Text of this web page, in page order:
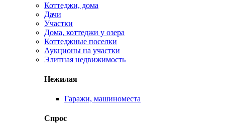
Коттеджи, дома
Дачи
Участки
Дома, коттеджи у озера
Коттеджные поселки
Аукционы на участки
Элитная недвижимость
Нежилая
Гаражи, машиноместа
Спрос